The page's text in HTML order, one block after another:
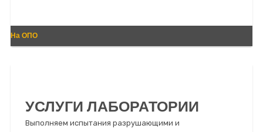
На ОПО
УСЛУГИ ЛАБОРАТОРИИ
Выполняем испытания разрушающими и